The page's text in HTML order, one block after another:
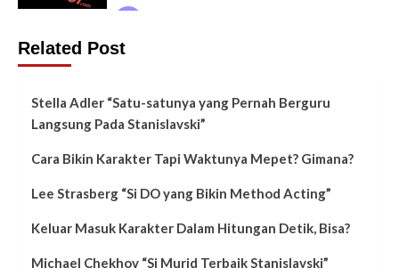
Related Post
Stella Adler “Satu-satunya yang Pernah Berguru
Langsung Pada Stanislavski”
Cara Bikin Karakter Tapi Waktunya Mepet? Gimana?
Lee Strasberg “Si DO yang Bikin Method Acting”
Keluar Masuk Karakter Dalam Hitungan Detik, Bisa?
Michael Chekhov “Si Murid Terbaik Stanislavski”